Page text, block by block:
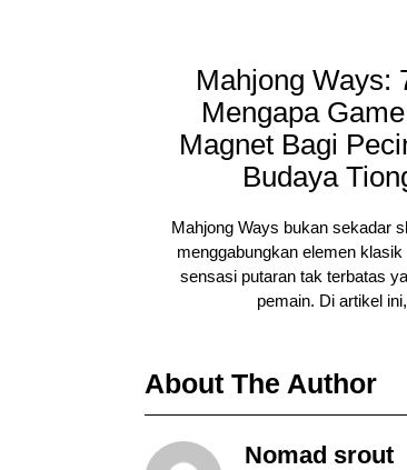
Mahjong Ways:
Mengapa
Magnet Bagi
Budaya
Mahjong Ways bukan sekadar
menggabungkan elemen
sensasi putaran tak terbatas
pemain. Di artikel
About The Author
Nomad srout